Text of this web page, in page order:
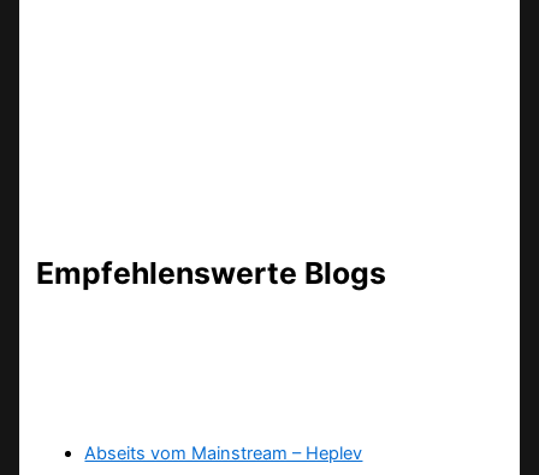
Empfehlenswerte Blogs
Abseits vom Mainstream – Heplev